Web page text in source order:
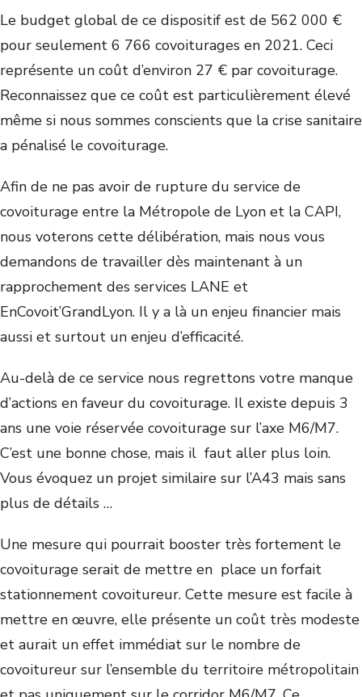
Le budget global de ce dispositif est de 562 000 €
pour seulement 6 766 covoiturages en 2021. Ceci
représente un coût d’environ 27 € par covoiturage.
Reconnaissez que ce coût est particulièrement élevé
même si nous sommes conscients que la crise sanitaire
a pénalisé le covoiturage.
Afin de ne pas avoir de rupture du service de
covoiturage entre la Métropole de Lyon et la CAPI,
nous voterons cette délibération, mais nous vous
demandons de travailler dès maintenant à un
rapprochement des services LANE et
EnCovoit’GrandLyon. Il y a là un enjeu financier mais
aussi et surtout un enjeu d’efficacité.
Au-delà de ce service nous regrettons votre manque
d’actions en faveur du covoiturage. Il existe depuis 3
ans une voie réservée covoiturage sur l’axe M6/M7.
C’est une bonne chose, mais il faut aller plus loin.
Vous évoquez un projet similaire sur l’A43 mais sans
plus de détails …
Une mesure qui pourrait booster très fortement le
covoiturage serait de mettre en place un forfait
stationnement covoitureur. Cette mesure est facile à
mettre en œuvre, elle présente un coût très modeste
et aurait un effet immédiat sur le nombre de
covoitureur sur l’ensemble du territoire métropolitain